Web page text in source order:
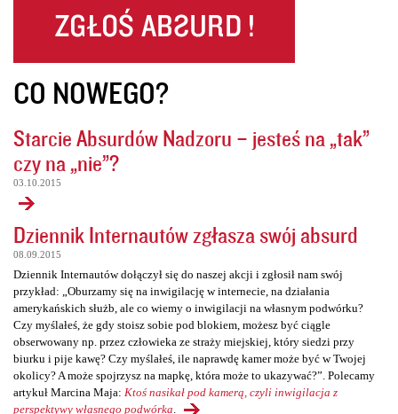
CO NOWEGO?
Starcie Absurdów Nadzoru – jesteś na „tak”
czy na „nie”?
03.10.2015
Dziennik Internautów zgłasza swój absurd
08.09.2015
Dziennik Internautów dołączył się do naszej akcji i zgłosił nam swój
przykład: „Oburzamy się na inwigilację w internecie, na działania
amerykańskich służb, ale co wiemy o inwigilacji na własnym podwórku?
Czy myślałeś, że gdy stoisz sobie pod blokiem, możesz być ciągle
obserwowany np. przez człowieka ze straży miejskiej, który siedzi przy
biurku i pije kawę? Czy myślałeś, ile naprawdę kamer może być w Twojej
okolicy? A może spojrzysz na mapkę, która może to ukazywać?”. Polecamy
artykuł Marcina Maja: Ktoś nasikał pod kamerą, czyli inwigilacja z
perspektywy własnego podwórka